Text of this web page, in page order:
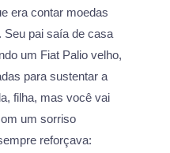
era contar moedas
Seu pai saía de casa
um Fiat Palio velho,
para sustentar a
filha, mas você vai
um sorriso
reforçava: